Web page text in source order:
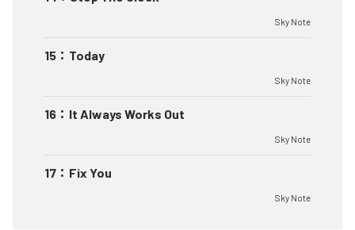
Sky Note
15 ： Today
Sky Note
16 ： It Always Works Out
Sky Note
17 ： Fix You
Sky Note